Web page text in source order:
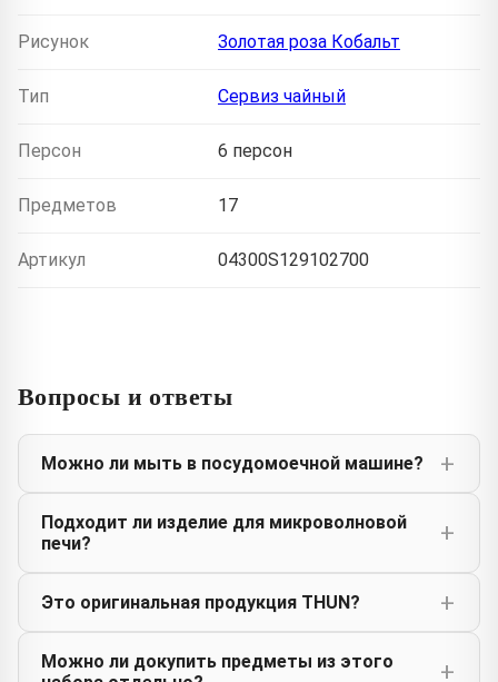
Рисунок Золотая роза Кобальт
Тип Сервиз чайный
Персон 6 персон
Предметов 17
Артикул 04300S129102700
Вопросы и ответы
Можно ли мыть в посудомоечной машине?
Подходит ли изделие для микроволновой
печи?
Это оригинальная продукция THUN?
Можно ли докупить предметы из этого